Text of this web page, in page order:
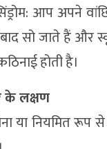
आप अपने
सो जाते हैं और
होती है।
के लक्षण
या नियमित रूप